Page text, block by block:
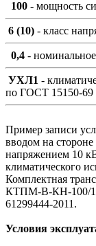
100 - мощность
6 (10) - класс
0,4 -
УХЛ1 -
по ГОСТ 15150-69
Пример записи
вводом на
напряжением 10
климатического
Комплектная
КТПМ-В-КН-100/10-
61299444-2011.
Условия